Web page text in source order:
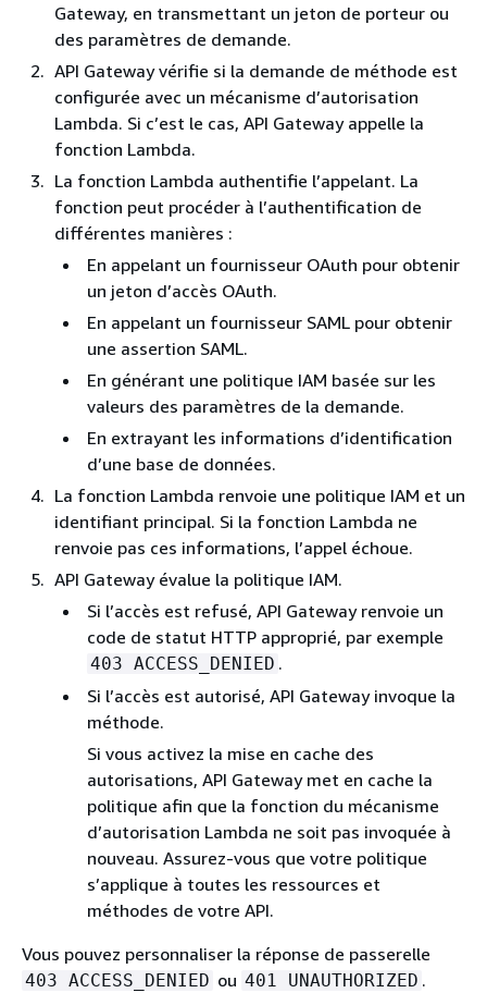
Gateway, en transmettant un jeton de porteur ou
des paramètres de demande.
API Gateway vérifie si la demande de méthode est
configurée avec un mécanisme d’autorisation
Lambda. Si c’est le cas, API Gateway appelle la
fonction Lambda.
La fonction Lambda authentifie l’appelant. La
fonction peut procéder à l’authentification de
différentes manières :
En appelant un fournisseur OAuth pour obtenir
un jeton d’accès OAuth.
En appelant un fournisseur SAML pour obtenir
une assertion SAML.
En générant une politique IAM basée sur les
valeurs des paramètres de la demande.
En extrayant les informations d’identification
d’une base de données.
La fonction Lambda renvoie une politique IAM et un
identifiant principal. Si la fonction Lambda ne
renvoie pas ces informations, l’appel échoue.
API Gateway évalue la politique IAM.
Si l’accès est refusé, API Gateway renvoie un
code de statut HTTP approprié, par exemple
403 ACCESS_DENIED .
Si l’accès est autorisé, API Gateway invoque la
méthode.
Si vous activez la mise en cache des
autorisations, API Gateway met en cache la
politique afin que la fonction du mécanisme
d’autorisation Lambda ne soit pas invoquée à
nouveau. Assurez-vous que votre politique
s’applique à toutes les ressources et
méthodes de votre API.
Vous pouvez personnaliser la réponse de passerelle
403 ACCESS_DENIED ou 401 UNAUTHORIZED .